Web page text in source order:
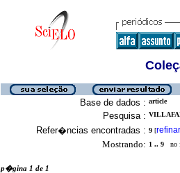
Base de dados : article
Pesquisa :
Refer�ncias encontradas : 9 [refinar
Mostrando: 1 .. 9 no
p�gina 1 de 1